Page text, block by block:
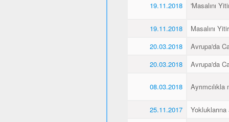
19.11.2018 'Masalını
19.11.2018
Masalını
20.03.2018
Avrupa'da
20.03.2018
Avrupa'da
08.03.2018
25.11.2017
Yokluklarına